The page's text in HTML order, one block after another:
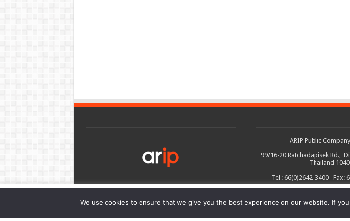
ARIP Public
99/16-20 Ratchadapisek Rd.,
Thailand
Tel : 66(0)2642-3400 Fax:
การนำเสนอเนื้อหาตรงตามความต้องการของท่าน โดยสามารถศึกษารายละเอียดเพิ่มเติมได้ใน นโยบายคุกกี้
We use cookies to ensure that we give you the best experience on our website. If